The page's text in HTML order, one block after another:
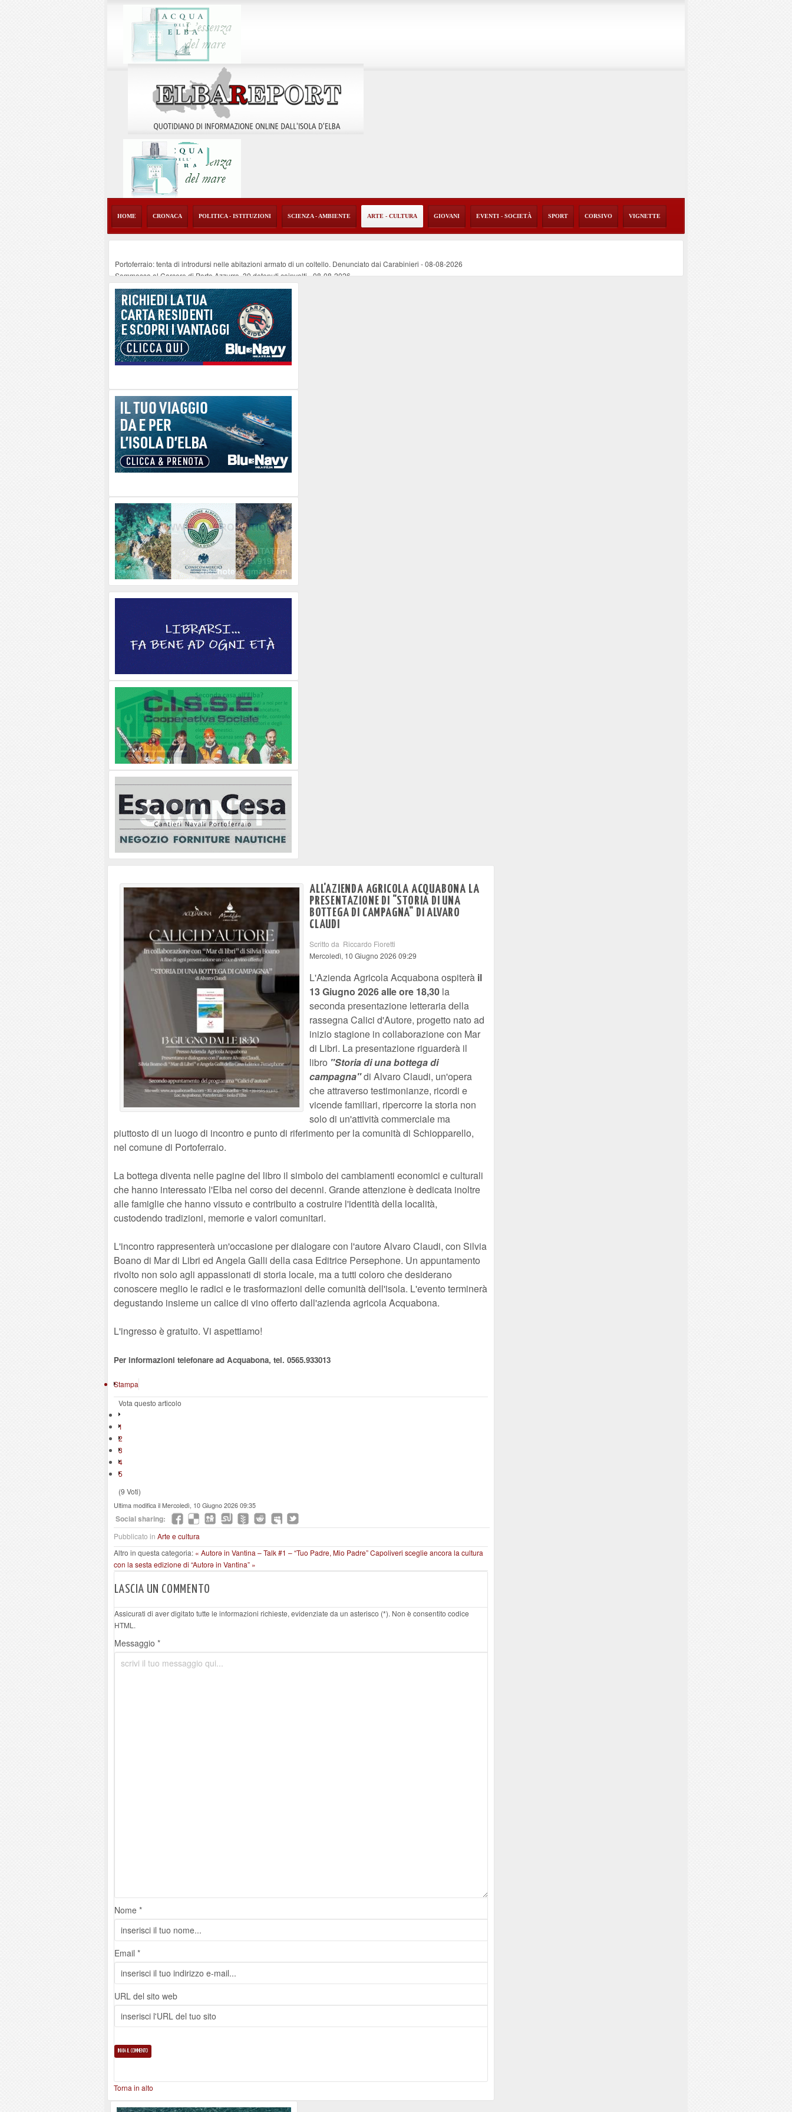
HOME CRONACA POLITICA - ISTITUZIONI SCIENZA - AMBIENTE ARTE - CULTURA GIOVANI EVENTI - SOCIETÀ SPORT CORSIVO VIGNETTE
Portoferraio: tenta di introdursi nelle abitazioni armato di un coltello. Denunciato dai Carabinieri -08-08-2026
Sommossa al Carcere di Porto Azzurro, 30 detenuti coinvolti-08-08-2026
“Diamanti all’Inferno nell’infinito” e il teatro come esercizio del dubbio
Mola ripulita dagli scout Agesci della Valsusa e Legambiente
La grave carenza di medici Usmaf sta creando notevoli disagi ai lavoratori marittimi e alle aziende
ALL'AZIENDA AGRICOLA ACQUABONA LA
PRESENTAZIONE DI "STORIA DI UNA
BOTTEGA DI CAMPAGNA" DI ALVARO
CLAUDI
Scritto da Riccardo Fioretti
Mercoledì, 10 Giugno 2026 09:29
L'Azienda Agricola Acquabona ospiterà il
13 Giugno 2026 alle ore 18,30 la
seconda presentazione letteraria della
rassegna Calici d'Autore, progetto nato ad
inizio stagione in collaborazione con Mar
di Libri. La presentazione riguarderà il
libro "Storia di una bottega di
campagna"di Alvaro Claudi, un'opera
che attraverso testimonianze, ricordi e
vicende familiari, ripercorre la storia non
solo di un'attività commerciale ma
piuttosto di un luogo di incontro e punto di riferimento per la comunità di Schiopparello,
nel comune di Portoferraio.
La bottega diventa nelle pagine del libro il simbolo dei cambiamenti economici e culturali
che hanno interessato l'Elba nel corso dei decenni. Grande attenzione è dedicata inoltre
alle famiglie che hanno vissuto e contribuito a costruire l'identità della località,
custodendo tradizioni, memorie e valori comunitari.
L'incontro rappresenterà un'occasione per dialogare con l'autore Alvaro Claudi, con Silvia
Boano di Mar di Libri ed Angela Galli della casa Editrice Persephone. Un appuntamento
rivolto non solo agli appassionati di storia locale, ma a tutti coloro che desiderano
conoscere meglio le radici e le trasformazioni delle comunità dell'isola. L'evento terminerà
degustando insieme un calice di vino offerto dall'azienda agricola Acquabona.
L'ingresso è gratuito. Vi aspettiamo!
Per informazioni telefonare ad Acquabona, tel. 0565.933013
Stampa
Vota questo articolo
1
2
3
4
5
(9 Voti)
Ultima modifica il Mercoledì, 10 Giugno 2026 09:35
Social sharing:
Pubblicato in Arte e cultura
Altro in questa categoria: « Autorə in Vantina – Talk #1 – “Tuo Padre, Mio Padre”Capoliveri sceglie ancora la cultura
con la sesta edizione di “Autorə in Vantina” »
LASCIA UN COMMENTO
Assicurati di aver digitato tutte le informazioni richieste, evidenziate da un asterisco (*). Non è consentito codice
HTML.
Messaggio *
Nome *
Email *
URL del sito web
Torna in alto